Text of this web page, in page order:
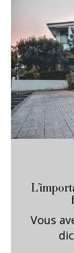
Vous